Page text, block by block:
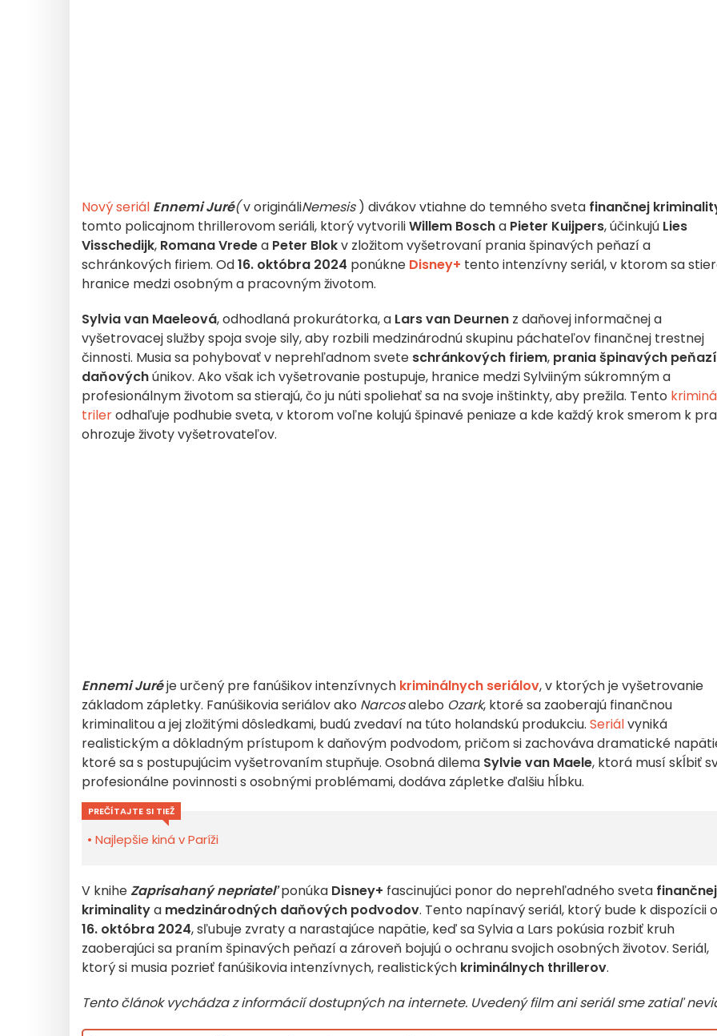
Nový seriál Ennemi Juré(v origináliNemesis) divákov vtiahne do temného sveta finančnej
tomto policajnom thrillerovom seriáli, ktorý vytvoriliWillem Boscha Pieter Kuijpers, účinkujú Lies
Visschedijk, Romana Vredea Peter Blokv zložitom vyšetrovaní prania špinavých peňazí a
schránkových firiem. Od16. októbra 2024 ponúkne Disney+ tento intenzívny seriál, v ktorom sa
hranice medzi osobným a pracovným životom.
Sylvia van Maeleová, odhodlaná prokurátorka, a Lars van Deurnen z daňovej informačnej a
vyšetrovacej služby spoja svoje sily, aby rozbili medzinárodnú skupinu páchateľov finančnej trestnej
činnosti. Musia sa pohybovať v neprehľadnom svete schránkových firiem, prania špinavých peňazí
daňovýchúnikov. Ako však ich vyšetrovanie postupuje, hranice medzi Sylviiným súkromným a
profesionálnym životom sa stierajú, čo ju núti spoliehať sa na svoje inštinkty, aby prežila. Tento
trilerodhaľuje podhubie sveta, v ktorom voľne kolujú špinavé peniaze a kde každý krok smerom k
ohrozuje životy vyšetrovateľov.
Ennemi Juréje určený pre fanúšikov intenzívnych kriminálnych seriálov, v ktorých je vyšetrovanie
základom zápletky. Fanúšikovia seriálov ako Narcosalebo Ozark, ktoré sa zaoberajú finančnou
kriminalitou a jej zložitými dôsledkami, budú zvedaví na túto holandskú produkciu. Seriálvyniká
realistickým a dôkladným prístupom k daňovým podvodom, pričom si zachováva dramatické
ktoré sa s postupujúcim vyšetrovaním stupňuje. Osobná dilema Sylvie van Maele, ktorá musí skĺbiť
profesionálne povinnosti s osobnými problémami, dodáva zápletke ďalšiu hĺbku.
PREČÍTAJTE SI TIEŽ
Najlepšie kiná v Paríži
V knihe Zaprisahaný nepriateľponúka Disney+ fascinujúci ponor do neprehľadného sveta finančnej
kriminalitya medzinárodných daňových podvodov. Tento napínavý seriál, ktorý bude k dispozícii
16. októbra 2024, sľubuje zvraty a narastajúce napätie, keď sa Sylvia a Lars pokúsia rozbiť kruh
zaoberajúci sa praním špinavých peňazí a zároveň bojujú o ochranu svojich osobných životov. Seriál,
ktorý si musia pozrieť fanúšikovia intenzívnych, realistických kriminálnych thrillerov.
Tento článok vychádza z informácií dostupných na internete. Uvedený film ani seriál sme zatiaľ